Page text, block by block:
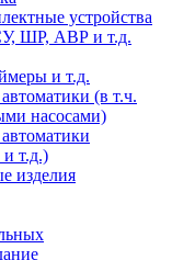
устройства
ШР, АВР и т.д.
и т.д.
(в т.ч.
насосами)
т.д.)
изделия